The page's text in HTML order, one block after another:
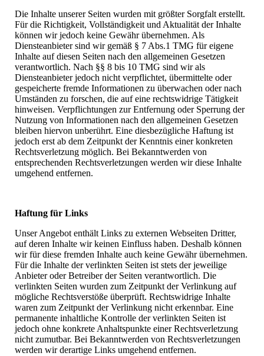
Die Inhalte unserer Seiten wurden mit größter Sorgfalt erstellt.
Für die Richtigkeit, Vollständigkeit und Aktualität der Inhalte
können wir jedoch keine Gewähr übernehmen. Als
Diensteanbieter sind wir gemäß § 7 Abs.1 TMG für eigene
Inhalte auf diesen Seiten nach den allgemeinen Gesetzen
verantwortlich. Nach §§ 8 bis 10 TMG sind wir als
Diensteanbieter jedoch nicht verpflichtet, übermittelte oder
gespeicherte fremde Informationen zu überwachen oder nach
Umständen zu forschen, die auf eine rechtswidrige Tätigkeit
hinweisen. Verpflichtungen zur Entfernung oder Sperrung der
Nutzung von Informationen nach den allgemeinen Gesetzen
bleiben hiervon unberührt. Eine diesbezügliche Haftung ist
jedoch erst ab dem Zeitpunkt der Kenntnis einer konkreten
Rechtsverletzung möglich. Bei Bekanntwerden von
entsprechenden Rechtsverletzungen werden wir diese Inhalte
umgehend entfernen.
Haftung für Links
Unser Angebot enthält Links zu externen Webseiten Dritter,
auf deren Inhalte wir keinen Einfluss haben. Deshalb können
wir für diese fremden Inhalte auch keine Gewähr übernehmen.
Für die Inhalte der verlinkten Seiten ist stets der jeweilige
Anbieter oder Betreiber der Seiten verantwortlich. Die
verlinkten Seiten wurden zum Zeitpunkt der Verlinkung auf
mögliche Rechtsverstöße überprüft. Rechtswidrige Inhalte
waren zum Zeitpunkt der Verlinkung nicht erkennbar. Eine
permanente inhaltliche Kontrolle der verlinkten Seiten ist
jedoch ohne konkrete Anhaltspunkte einer Rechtsverletzung
nicht zumutbar. Bei Bekanntwerden von Rechtsverletzungen
werden wir derartige Links umgehend entfernen.